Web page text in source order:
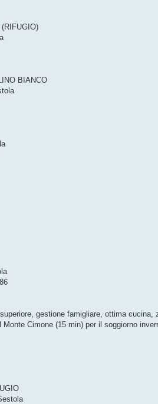
BIANCO
gestione famigliare, ottima
Cimone (15 min) per il soggiorno